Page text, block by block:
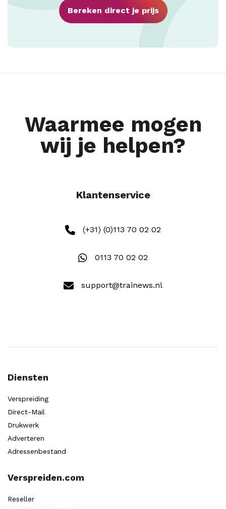
Bereken direct je prijs
Waarmee mogen
wij je helpen?
Klantenservice
(+31) (0)113 70 02 02
0113 70 02 02
support@trainews.nl
Diensten
Verspreiding
Direct-Mail
Drukwerk
Adverteren
Adressenbestand
Verspreiden.com
Reseller